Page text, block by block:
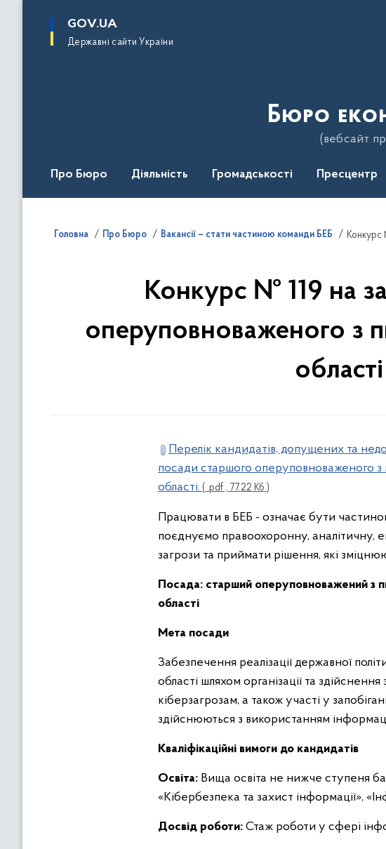
основного
GOV.UA
Державні сайти України
Бюро
(вебсайт
Про Бюро Діяльність Громадськості Пресцентр
Головна Про Бюро Вакансії – стати частиною команди БЕБ
Конкурс № 119 на
оперуповноваженого з
Перелік кандидатів, допущених та
посади старшого оперуповноваженого з
області. ( .pdf , 77.22 Кб )
Працювати в БЕБ - означає бути
поєднуємо правоохоронну, аналітичну,
загрози та приймати рішення, які
Посада: старший оперуповноважений з
області
Мета посади
Забезпечення реалізації державної
області шляхом організації та
кіберзагрозам, а також участі у
здійснюються з використанням
Кваліфікаційні вимоги до кандидатів
Освіта: Вища освіта не нижче ступеня
«Кібербезпека та захист інформації»,
Досвід роботи: Стаж роботи у сфері